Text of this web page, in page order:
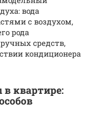
вода
с воздухом,
рода
средств,
кондиционера
квартире: